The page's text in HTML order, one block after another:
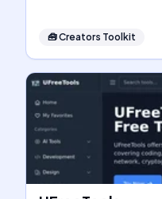
🧰Creators Toolkit